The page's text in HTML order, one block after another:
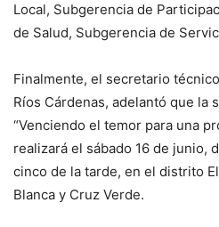
Local, Subgerencia de
de Salud, Subgerencia de
Finalmente, el secretario
Ríos Cárdenas, adelantó que la
“Venciendo el temor para una
realizará el sábado 16 de junio,
cinco de la tarde, en el distrito
Blanca y Cruz Verde.